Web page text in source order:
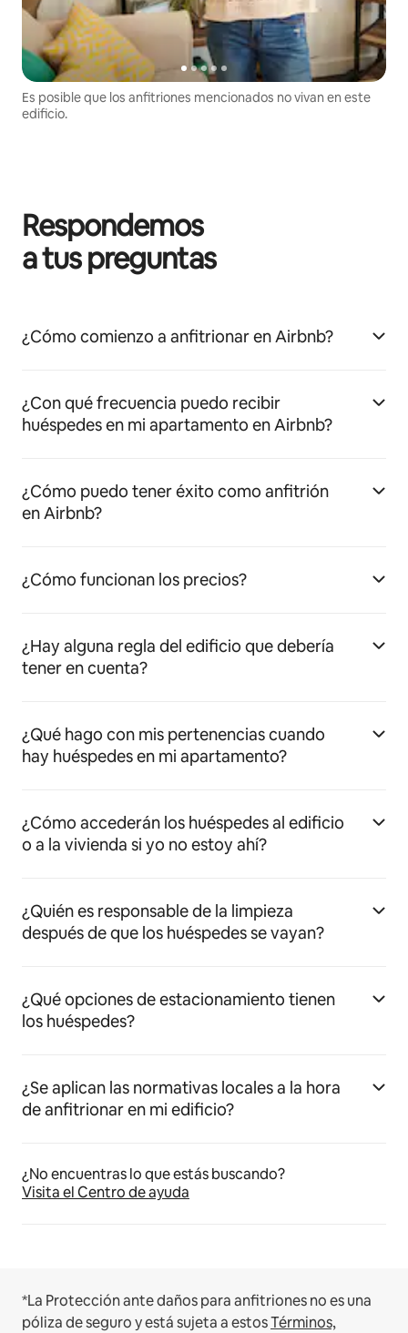
Es posible que los anfitriones mencionados no vivan en este
edificio.
Respondemos
a tus preguntas
¿Cómo comienzo a anfitrionar en Airbnb?
¿Con qué frecuencia puedo recibir
huéspedes en mi apartamento en Airbnb?
¿Cómo puedo tener éxito como anfitrión
en Airbnb?
¿Cómo funcionan los precios?
¿Hay alguna regla del edificio que debería
tener en cuenta?
¿Qué hago con mis pertenencias cuando
hay huéspedes en mi apartamento?
¿Cómo accederán los huéspedes al edificio
o a la vivienda si yo no estoy ahí?
¿Quién es responsable de la limpieza
después de que los huéspedes se vayan?
¿Qué opciones de estacionamiento tienen
los huéspedes?
¿Se aplican las normativas locales a la hora
de anfitrionar en mi edificio?
¿No encuentras lo que estás buscando?
Visita el Centro de ayuda
*La Protección ante daños para anfitriones no es una
póliza de seguro y está sujeta a estosTérminos,